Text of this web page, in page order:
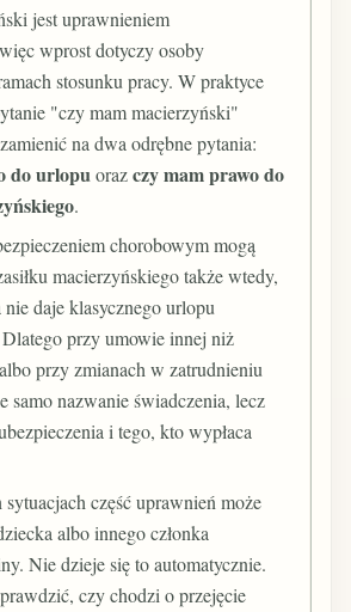
jest uprawnieniem
wprost dotyczy osoby
stosunku pracy. W praktyce
"czy mam macierzyński"
na dwa odrębne pytania:
do urlopuorazczy mam prawo do
.
chorobowym mogą
macierzyńskiego także wtedy,
daje klasycznego urlopu
przy umowie innej niż
przy zmianach w zatrudnieniu
samo nazwanie świadczenia, lecz
i tego, kto wypłaca
część uprawnień może
albo innego członka
Nie dzieje się to automatycznie.
czy chodzi o przejęcie